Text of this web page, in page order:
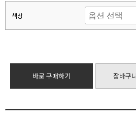
색상
바로 구매하기 장바구니